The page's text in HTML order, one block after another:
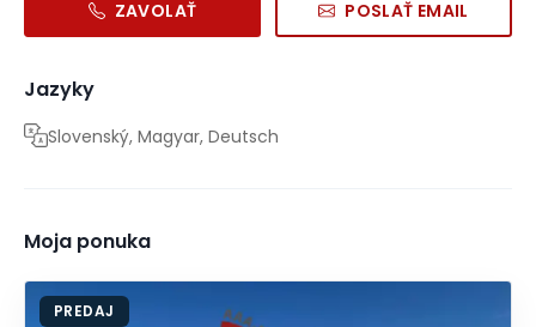
ZAVOLAŤ POSLAŤ EMAIL
Jazyky
Slovenský, Magyar, Deutsch
Moja ponuka
PREDAJ